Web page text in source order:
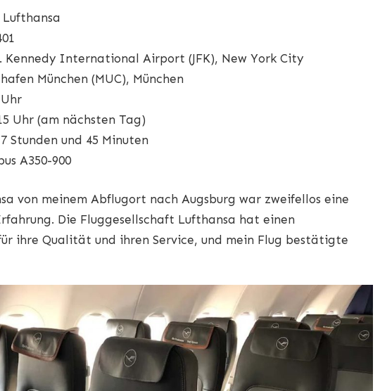
Kennedy International Airport (JFK), New York City
München (MUC), München
Uhr (am nächsten Tag)
Stunden und 45 Minuten
A350-900
von meinem Abflugort nach Augsburg war zweifellos eine
Die Fluggesellschaft Lufthansa hat einen
ihre Qualität und ihren Service, und mein Flug bestätigte